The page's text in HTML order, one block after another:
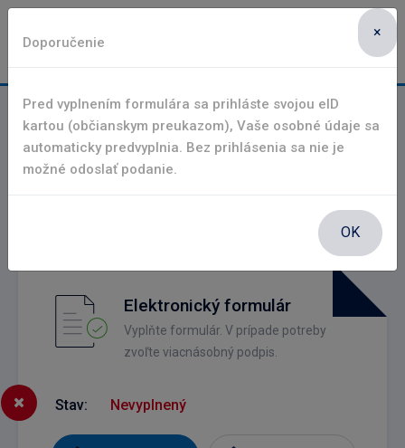
Pochabany
Ohlásenie vzniku, zániku alebo
zmeny poplatkovej povinnosti za
komunálne odpady a drobné stavebné
Elektronický formulár
Vyplňte formulár. V prípade potreby
zvoľte viacnásobný podpis.
Stav: Nevyplnený
Doporučenie
×
Pred vyplnením formulára sa prihláste svojou eID
kartou (občianskym preukazom), Vaše osobné údaje sa
automaticky predvyplnia. Bez prihlásenia sa nie je
možné odoslať podanie.
OK